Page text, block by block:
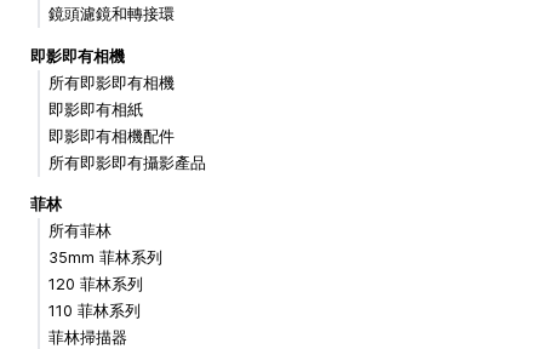
鏡頭濾鏡和轉接環
即影即有相機
所有即影即有相機
即影即有相紙
即影即有相機配件
所有即影即有攝影產品
菲林
所有菲林
35mm 菲林系列
120 菲林系列
110 菲林系列
菲林掃描器